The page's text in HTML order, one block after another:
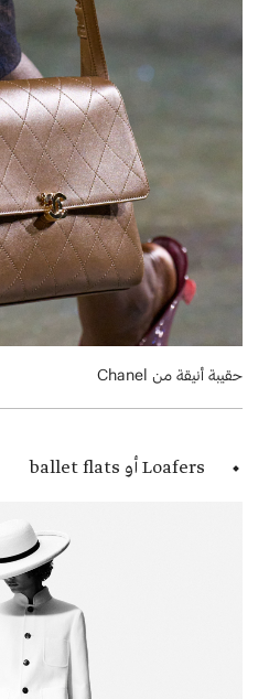
حقيبة أنيقة من Chanel
Loafers أو ballet flats